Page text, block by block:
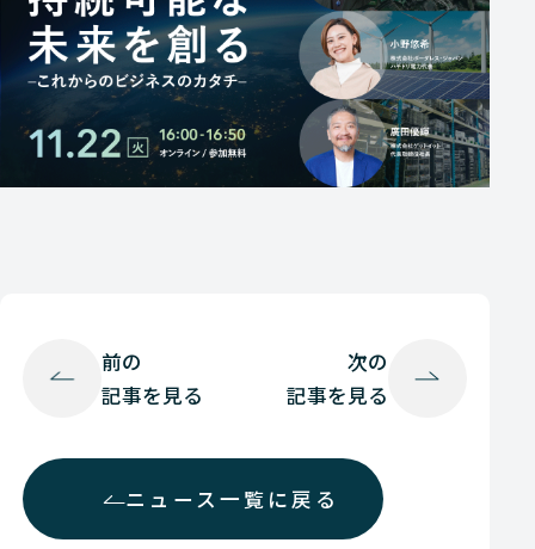
前の
記事を見る
ニュース一覧に戻る
次の
記事を見る